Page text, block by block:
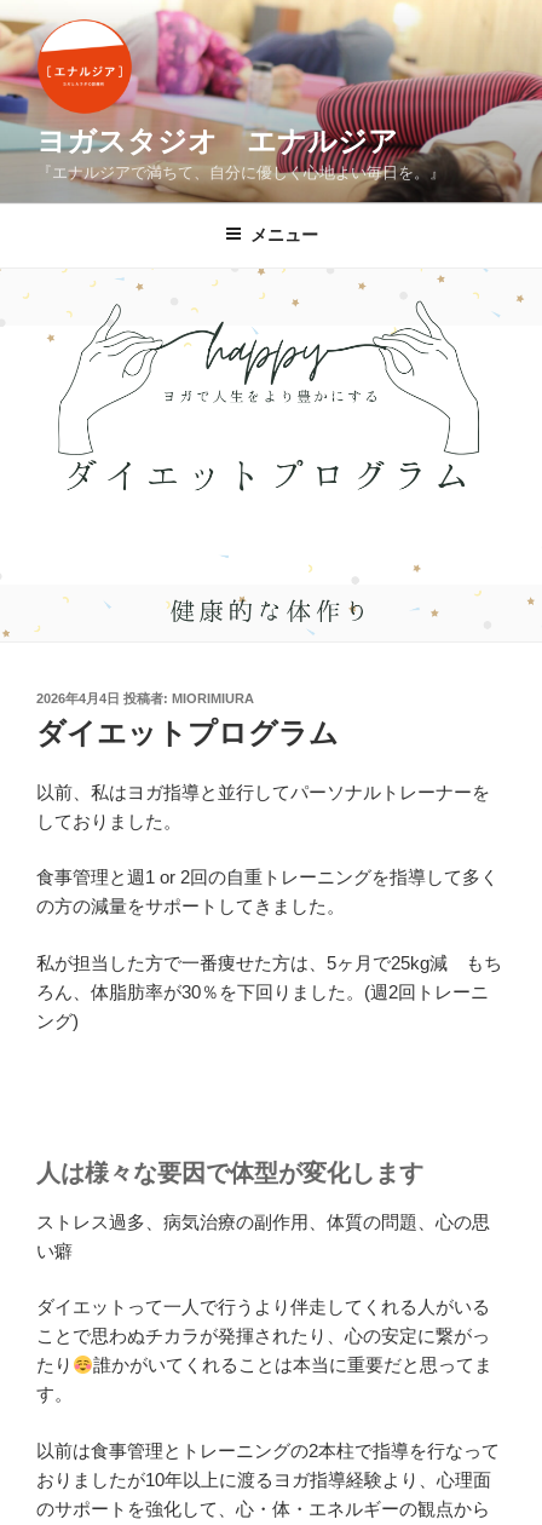
コ
ン
テ
ン
ツ
へ
プ
ヨガスタジオ エナルジア
『エナルジアで満ちて、自分に優しく心地よい毎日を。』
メニュー
投
日:
2026年4月4日 投稿者: MIORIMIURA
ダイエットプログラム
以前、私はヨガ指導と並行してパーソナルトレーナーを
しておりました。
食事管理と週1 or 2回の自重トレーニングを指導して多く
の方の減量をサポートしてきました。
私が担当した方で一番痩せた方は、5ヶ月で25kg減 もち
ろん、体脂肪率が30％を下回りました。(週2回トレーニ
ング)
人は様々な要因で体型が変化します
ストレス過多、病気治療の副作用、体質の問題、心の思
い癖
ダイエットって一人で行うより伴走してくれる人がいる
ことで思わぬチカラが発揮されたり、心の安定に繋がっ
たり
誰かがいてくれることは本当に重要だと思ってま
す。
以前は食事管理とトレーニングの2本柱で指導を行なって
おりましたが10年以上に渡るヨガ指導経験より、心理面
のサポートを強化して、心・体・エネルギーの観点から